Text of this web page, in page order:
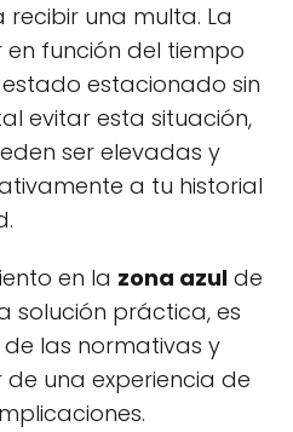
una multa. La
función del tiempo
estacionado sin
evitar esta situación,
ser elevadas y
a tu historial
en la zona azul de
solución práctica, es
las normativas y
una experiencia de